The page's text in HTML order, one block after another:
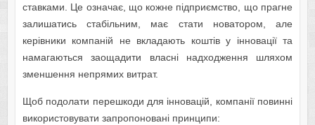
ставками. Це означає, що кожне підприємство, що прагне
залишатись стабільним, має стати новатором, але
керівники компаній не вкладають коштів у інновації та
намагаються заощадити власні надходження шляхом
зменшення непрямих витрат.
Щоб подолати перешкоди для інновацій, компанії повинні
використовувати запропоновані принципи: